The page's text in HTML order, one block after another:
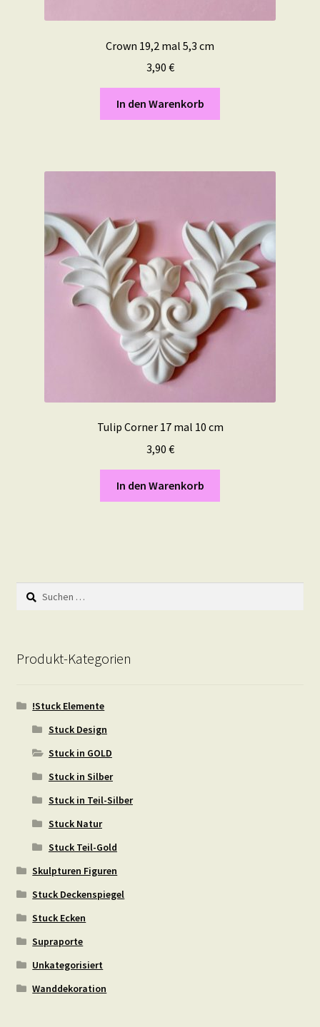
Crown 19,2 mal 5,3 cm
3,90 €
In den Warenkorb
Tulip Corner 17 mal 10 cm
3,90 €
In den Warenkorb
Suchen
nach:
Produkt-Kategorien
!Stuck Elemente
Stuck Design
Stuck in GOLD
Stuck in Silber
Stuck in Teil-Silber
Stuck Natur
Stuck Teil-Gold
Skulpturen Figuren
Stuck Deckenspiegel
Stuck Ecken
Supraporte
Unkategorisiert
Wanddekoration